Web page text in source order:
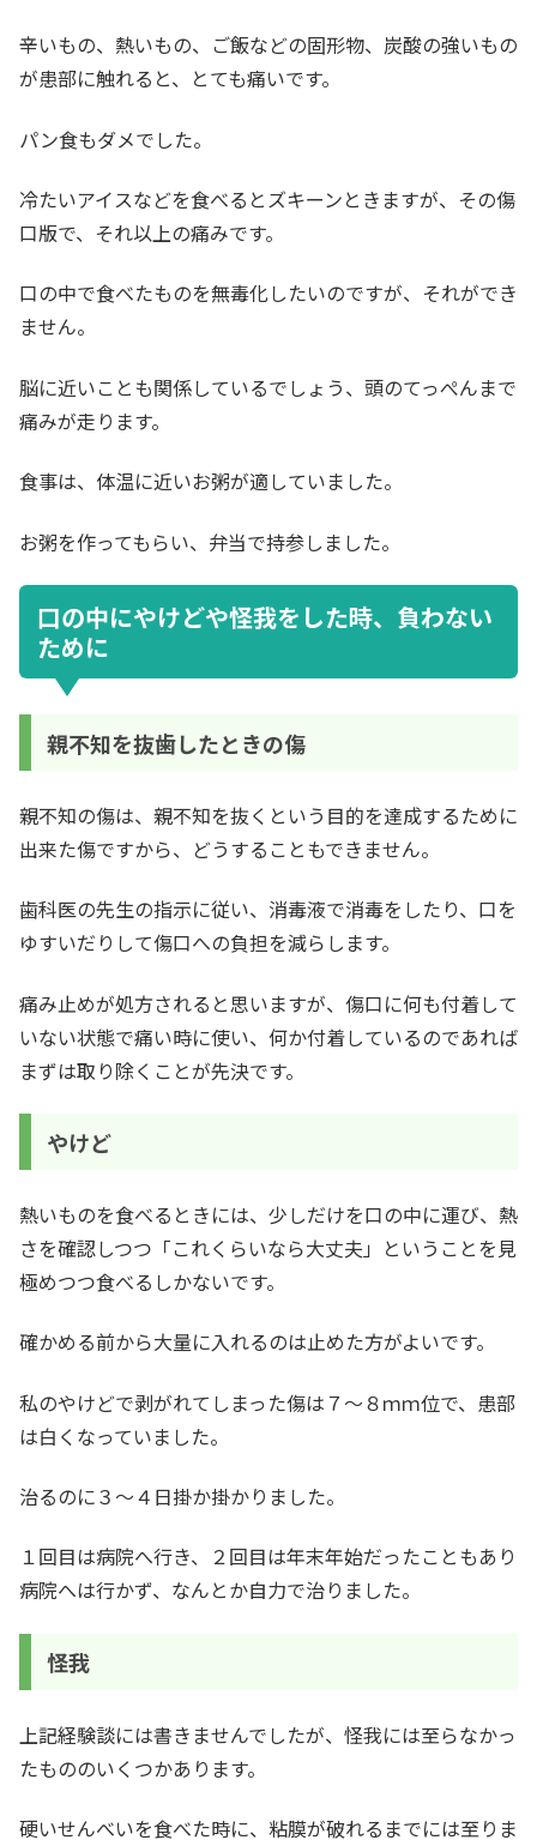
辛いもの、熱いもの、ご飯などの固形物、炭酸の強いもの
が患部に触れると、とても痛いです。
パン食もダメでした。
冷たいアイスなどを食べるとズキーンときますが、その傷
口版で、それ以上の痛みです。
口の中で食べたものを無毒化したいのですが、それができ
ません。
脳に近いことも関係しているでしょう、頭のてっぺんまで
痛みが走ります。
食事は、体温に近いお粥が適していました。
お粥を作ってもらい、弁当で持参しました。
口の中にやけどや怪我をした時、負わない
ために
親不知を抜歯したときの傷
親不知の傷は、親不知を抜くという目的を達成するために
出来た傷ですから、どうすることもできません。
歯科医の先生の指示に従い、消毒液で消毒をしたり、口を
ゆすいだりして傷口への負担を減らします。
痛み止めが処方されると思いますが、傷口に何も付着して
いない状態で痛い時に使い、何か付着しているのであれば
まずは取り除くことが先決です。
やけど
熱いものを食べるときには、少しだけを口の中に運び、熱
さを確認しつつ「これくらいなら大丈夫」ということを見
極めつつ食べるしかないです。
確かめる前から大量に入れるのは止めた方がよいです。
私のやけどで剥がれてしまった傷は７～８ｍｍ位で、患部
は白くなっていました。
治るのに３～４日掛か掛かりました。
１回目は病院へ行き、２回目は年末年始だったこともあり
病院へは行かず、なんとか自力で治りました。
怪我
上記経験談には書きませんでしたが、怪我には至らなかっ
たもののいくつかあります。
硬いせんべいを食べた時に、粘膜が破れるまでには至りま